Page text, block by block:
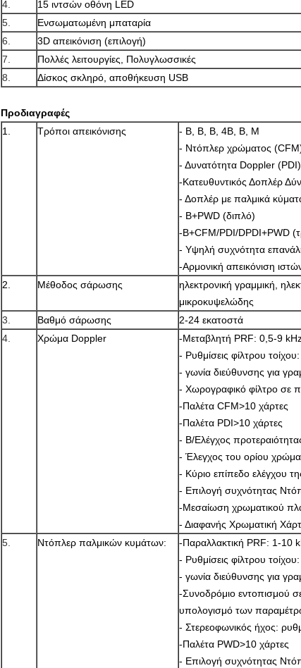
4.
15 ιντσών οθόνη LED
5.
Ενσωματωμένη μπαταρία
6.
3D απεικόνιση (επιλογή)
7.
Πολλές λειτουργίες, Πολυγλωσσικές
8.
Δίσκος σκληρό, αποθήκευση USB
Προδιαγραφές
1.
Τρόποι απεικόνισης
- Β, Β, Β, 4Β, Β, Μ
- Ντόπλερ χρώματος
- Δυνατότητα Doppler (PDI)
-Κατευθυντικός Δοπλέρ
- Δοπλέρ με παλμικά
- Β+PWD (διπλό)
-B+CFM/PDI/DPDI+PWD
- Υψηλή συχνότητα
-Αρμονική απεικόνιση
2.
Μέθοδος σάρωσης
ηλεκτρονική γραμμική,
μικροκυψελώδης
3.
Βαθμό σάρωσης
2-24 εκατοστά
4.
Χρώμα Doppler
-Μεταβλητή PRF: 0,5-9
- Ρυθμίσεις φίλτρου
- γωνία διεύθυνσης για
- Χωρογραφικό φίλτρο σε
-Παλέτα CFM>10 χάρτες
-Παλέτα PDI>10 χάρτες
- Β/Ελέγχος
- Έλεγχος του ορίου
- Κύριο επίπεδο ελέγχου
- Επιλογή συχνότητας
-Μεσαίωση χρωματικού
- Διαφανής Χρωματική
5.
Ντόπλερ παλμικών κυμάτων:
-Παραλλακτική PRF: 1-10
- Ρυθμίσεις φίλτρου
- γωνία διεύθυνσης για
-Συνοδρόμιο εντοπισμού
υπολογισμό των
- Στερεοφωνικός ήχος:
-Παλέτα PWD>10 χάρτες
- Επιλογή συχνότητας